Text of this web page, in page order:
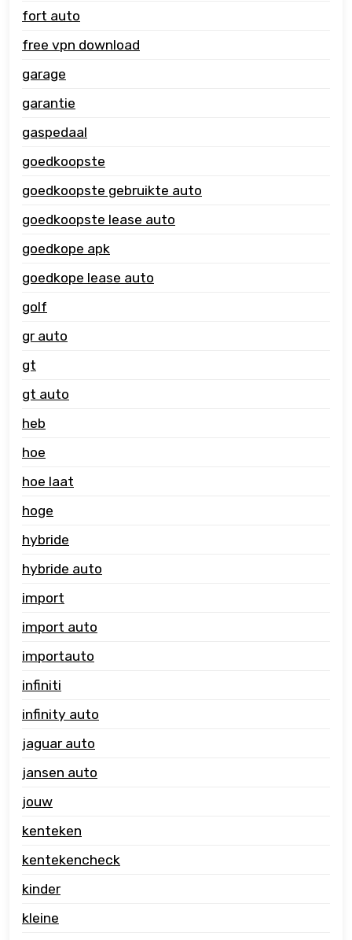
fort auto
free vpn download
garage
garantie
gaspedaal
goedkoopste
goedkoopste gebruikte auto
goedkoopste lease auto
goedkope apk
goedkope lease auto
golf
gr auto
gt
gt auto
heb
hoe
hoe laat
hoge
hybride
hybride auto
import
import auto
importauto
infiniti
infinity auto
jaguar auto
jansen auto
jouw
kenteken
kentekencheck
kinder
kleine